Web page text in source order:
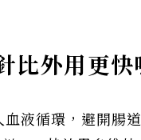
比外用更快
液循環，避開腸